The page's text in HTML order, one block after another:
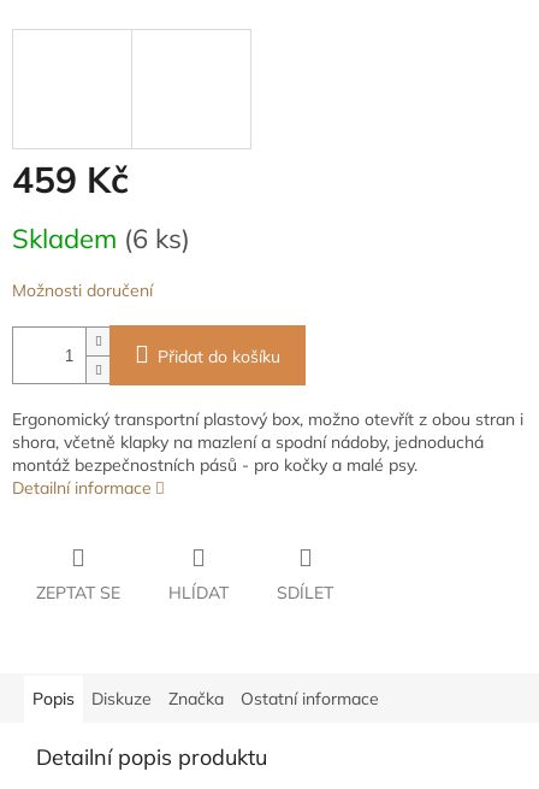
459 Kč
cena:
Skladem (6 ks)
Možnosti doručení
Přidat do košíku
Ergonomický transportní plastový box, možno otevřít z obou stran i
shora, včetně klapky na mazlení a spodní nádoby, jednoduchá
montáž bezpečnostních pásů - pro kočky a malé psy.
Detailní informace
ZEPTAT SE HLÍDAT SDÍLET
Popis Diskuze Značka Ostatní informace
Detailní popis produktu